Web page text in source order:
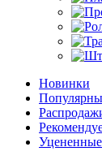
Новинки